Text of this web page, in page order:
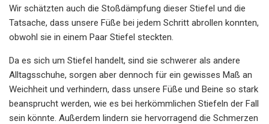
Wir schätzten auch die Stoßdämpfung dieser Stiefel und die
Tatsache, dass unsere Füße bei jedem Schritt abrollen konnten,
obwohl sie in einem Paar Stiefel steckten.
Da es sich um Stiefel handelt, sind sie schwerer als andere
Alltagsschuhe, sorgen aber dennoch für ein gewisses Maß an
Weichheit und verhindern, dass unsere Füße und Beine so stark
beansprucht werden, wie es bei herkömmlichen Stiefeln der Fall
sein könnte. Außerdem lindern sie hervorragend die Schmerzen